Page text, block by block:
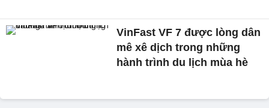
VinFast VF 7 được lòng dân
mê xê dịch trong những
hành trình du lịch mùa hè